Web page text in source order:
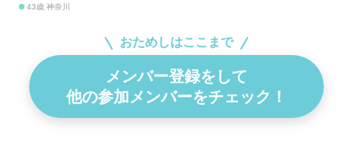
43歳 神奈川
おためしはここまで
メンバー登録をして
他の参加メンバーをチェック！